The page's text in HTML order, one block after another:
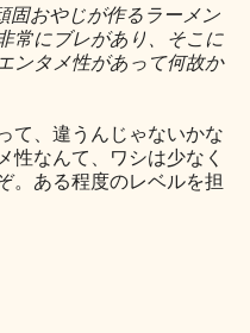
固おやじが作るラーメン
常にブレがあり、そこに
ンタメ性があって何故か
て、違うんじゃないかな
性なんて、ワシは少なく
。ある程度のレベルを担